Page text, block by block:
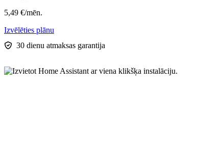
5,49 €/mēn.
Izvēlēties plānu
30 dienu atmaksas garantija